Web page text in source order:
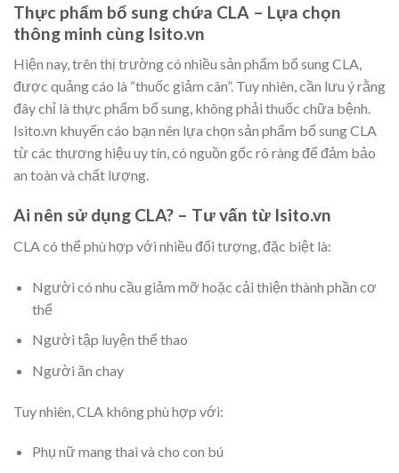
Thực phẩm bổ sung chứa CLA – Lựa chọn
thông minh cùng Isito.vn
Hiện nay, trên thị trường có nhiều sản phẩm bổ sung CLA,
được quảng cáo là “thuốc giảm cân”. Tuy nhiên, cần lưu ý rằng
đây chỉ là thực phẩm bổ sung, không phải thuốc chữa bệnh.
Isito.vn khuyến cáo bạn nên lựa chọn sản phẩm bổ sung CLA
từ các thương hiệu uy tín, có nguồn gốc rõ ràng để đảm bảo
an toàn và chất lượng.
Ai nên sử dụng CLA? – Tư vấn từ Isito.vn
CLA có thể phù hợp với nhiều đối tượng, đặc biệt là:
Người có nhu cầu giảm mỡ hoặc cải thiện thành phần cơ
thể
Người tập luyện thể thao
Người ăn chay
Tuy nhiên, CLA không phù hợp với:
Phụ nữ mang thai và cho con bú